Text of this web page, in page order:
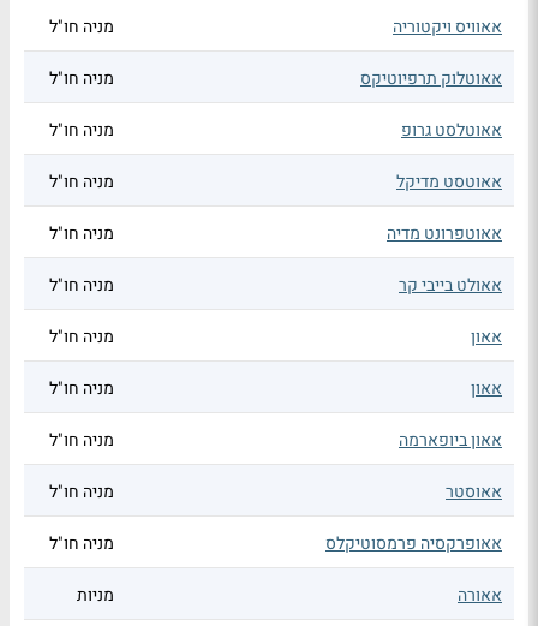
אאוויס ויקטוריה מניה חו"ל
אאוטלוק תרפיוטיקס מניה חו"ל
אאוטלסט גרופ מניה חו"ל
אאוטסט מדיקל מניה חו"ל
אאוטפרונט מדיה מניה חו"ל
אאולט בייבי קר מניה חו"ל
אאון מניה חו"ל
אאון מניה חו"ל
אאון ביופארמה מניה חו"ל
אאוסטר מניה חו"ל
אאופרקסיה פרמסוטיקלס מניה חו"ל
אאורה מניות